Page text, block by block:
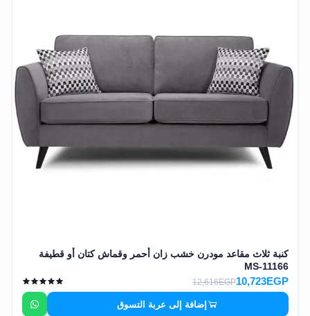
كنبة ثلاث مقاعد مودرن خشب زان أحمر وقماش كتان أو قطيفة
MS-11166
10,723EGP
12,616EGP
إضافة إلى عربة التسوق